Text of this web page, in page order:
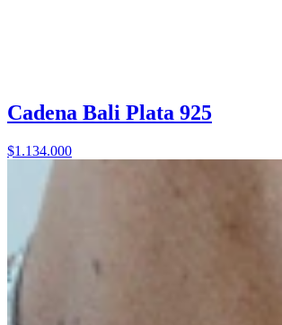
Cadena Bali Plata 925
$1.134.000